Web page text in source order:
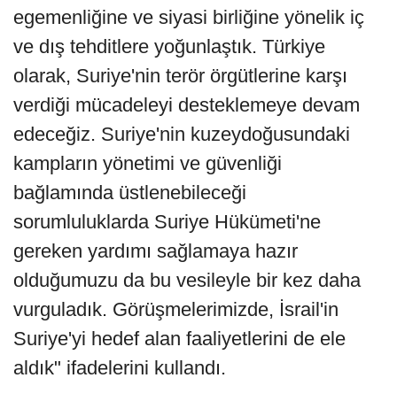
egemenliğine ve siyasi birliğine yönelik iç
ve dış tehditlere yoğunlaştık. Türkiye
olarak, Suriye'nin terör örgütlerine karşı
verdiği mücadeleyi desteklemeye devam
edeceğiz. Suriye'nin kuzeydoğusundaki
kampların yönetimi ve güvenliği
bağlamında üstlenebileceği
sorumluluklarda Suriye Hükümeti'ne
gereken yardımı sağlamaya hazır
olduğumuzu da bu vesileyle bir kez daha
vurguladık. Görüşmelerimizde, İsrail'in
Suriye'yi hedef alan faaliyetlerini de ele
aldık" ifadelerini kullandı.